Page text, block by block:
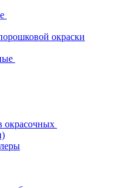
окраски
окрасочных